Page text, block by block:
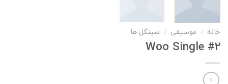
خانه / موسیقی / سینگل ها
Woo Single #2